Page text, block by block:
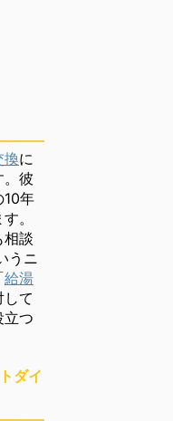
換に
。彼
10年
。
相談
うニ
給湯
して
立つ
ダイ